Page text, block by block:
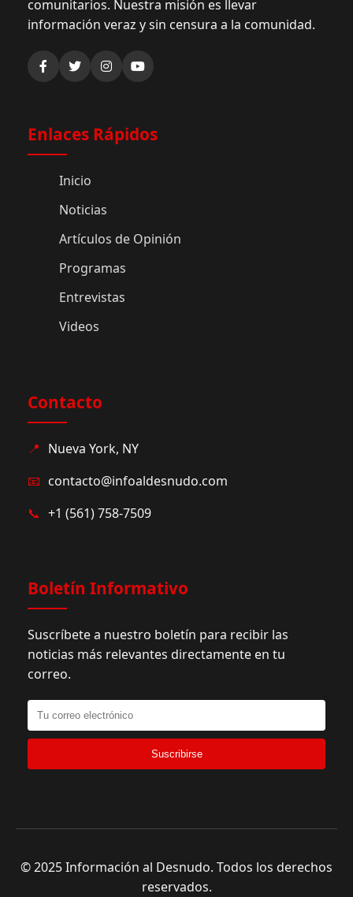
comunitarios. Nuestra misión es llevar
información veraz y sin censura a la comunidad.
Enlaces Rápidos
Inicio
Noticias
Artículos de Opinión
Programas
Entrevistas
Videos
Contacto
📍 Nueva York, NY
📧 contacto@infoaldesnudo.com
📞 +1 (561) 758-7509
Boletín Informativo
Suscríbete a nuestro boletín para recibir las
noticias más relevantes directamente en tu
correo.
Suscribirse
© 2025 Información al Desnudo. Todos los derechos
reservados.